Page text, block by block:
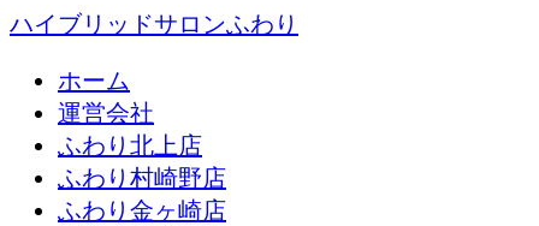
ハイブリッドサロンふわり
ホーム
運営会社
ふわり北上店
ふわり村崎野店
ふわり金ヶ崎店